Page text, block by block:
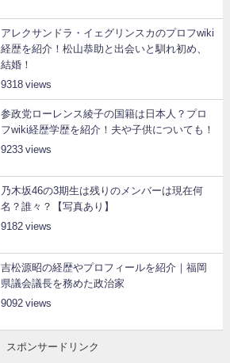
アレクサンドラ・イェグリンスカのプロフwiki
経歴を紹介！松山恭助と出会いと馴れ初め、
結婚！
9318
参政党ローレンス綾子の国籍は日本人？プロ
フwiki経歴学歴を紹介！夫や子供についても！
9233
乃木坂46の3期生は残りのメンバーは現在何
名？誰々？【写真あり】
9182
吉松源昭の経歴やプロフィールを紹介｜福岡
県議会議長を務めた政治家
9092
スポンサードリンク